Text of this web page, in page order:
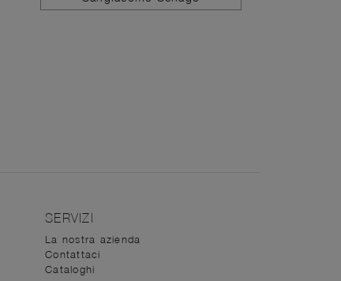
SERVIZI
La nostra azienda
Contattaci
Cataloghi